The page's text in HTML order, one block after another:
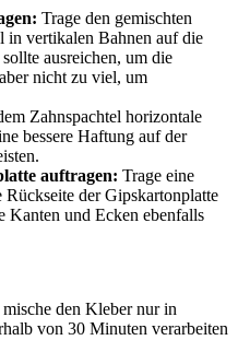
Trage den gemischten
in vertikalen Bahnen auf die
ausreichen, um die
nicht zu viel, um
Zahnspachtel horizontale
bessere Haftung auf der
auftragen: Trage eine
der Gipskartonplatte
Kanten und Ecken ebenfalls
den Kleber nur in
von 30 Minuten verarbeiten